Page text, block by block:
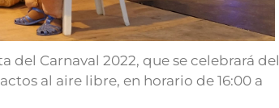
del Carnaval 2022, que se celebrará del
al aire libre, en horario de 16:00 a